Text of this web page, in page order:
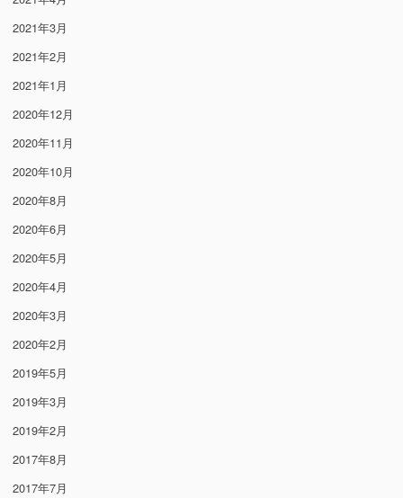
2021年3月
2021年2月
2021年1月
2020年12月
2020年11月
2020年10月
2020年8月
2020年6月
2020年5月
2020年4月
2020年3月
2020年2月
2019年5月
2019年3月
2019年2月
2017年8月
2017年7月